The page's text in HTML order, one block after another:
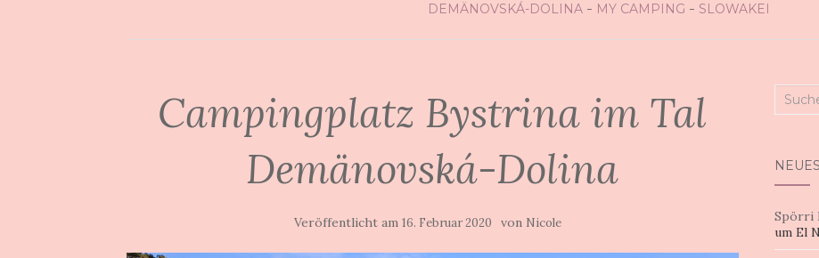
DEMÄNOVSKÁ-DOLINA MY CAMPING SLOWAKEI
Campingplatz Bystrina im Tal
Demänovská-Dolina
Veröffentlicht am16. Februar 2020 von Nicole
Suche
Spörri
um El